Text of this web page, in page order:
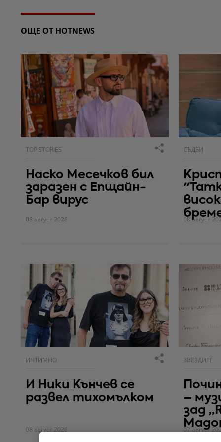
ОЩЕ ОТ HOTNEWS
TOP STORIES
Наско Месечков бил
заразен с Епщайн-
Бар вирус
08 август 2026
СЪДБИ
08 август
ИНТИМНО
И Ники Кънчев се
развел тихомълком
08 август 2026
ЗВЕЗДИТЕ
–
зад
07 август